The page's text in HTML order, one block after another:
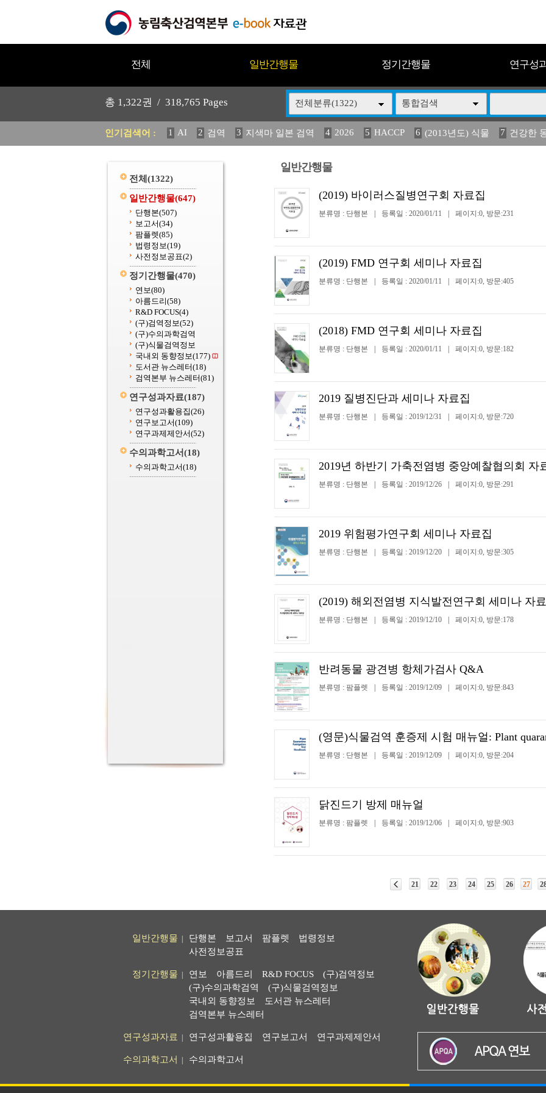
전체 일반간행물 정기간행물 연구성
총 1,322권 / 318,765 Pages 전체분류(1322) 통합검색
인기검색어 : 1 AI 2 검역 3 지색마 일본 검역 4 2026 5 HACCP 6 (2013년도) 식물 7 건강한
11 2025 12 중독성 식물 도감 13 媛 異 14 (2013년도) 식 15 구제역 16 관리 17
전체 (1322)
일반간행물(647)
단행본(507)
보고서(34)
팜플렛(85)
법령정보(19)
사전정보공표(2)
정기간행물(470)
연보(80)
아름드리(58)
R&D FOCUS(4)
(구)검역정보(52)
(구)수의과학검역
(구)식물검역정보
국내외 동향정보(177)
도서관 뉴스레터(18)
검역본부 뉴스레터(81)
연구성과자료(187)
연구성과활용집(26)
연구보고서(109)
연구과제제안서(52)
수의과학고서(18)
수의과학고서(18)
일반간행물
(2019) 바이러스질병연구회 자료집
분류명 : 단행본 등록일 : 2020/01/11 페이지:0, 방문:231
(2019) FMD 연구회 세미나 자료집
분류명 : 단행본 등록일 : 2020/01/11 페이지:0, 방문:405
(2018) FMD 연구회 세미나 자료집
분류명 : 단행본 등록일 : 2020/01/11 페이지:0, 방문:182
2019 질병진단과 세미나 자료집
분류명 : 단행본 등록일 : 2019/12/31 페이지:0, 방문:720
2019년 하반기 가축전염병 중앙예찰협의회 자
분류명 : 단행본 등록일 : 2019/12/26 페이지:0, 방문:291
2019 위험평가연구회 세미나 자료집
분류명 : 단행본 등록일 : 2019/12/20 페이지:0, 방문:305
(2019) 해외전염병 지식발전연구회 세미나 자
분류명 : 단행본 등록일 : 2019/12/10 페이지:0, 방문:178
반려동물 광견병 항체가검사 Q&A
분류명 : 팜플렛 등록일 : 2019/12/09 페이지:0, 방문:843
(영문)식물검역 훈증제 시험 매뉴얼: Plant
분류명 : 단행본 등록일 : 2019/12/09 페이지:0, 방문:204
닭진드기 방제 매뉴얼
분류명 : 팜플렛 등록일 : 2019/12/06 페이지:0, 방문:903
21 22 23 24 25 26 27
일반간행물 단행본 보고서 팜플렛
법령정보
사전정보공표
정기간행물 연보 아름드리 R&D FOCUS
(구)검역정보
(구)수의과학검역
(구)식물검역정보
국내외 동향정보
도서관 뉴스레터
검역본부 뉴스레터
연구성과자료 연구성과활용집 연구보고서 연구과제제안서
수의과학고서 수의과학고서